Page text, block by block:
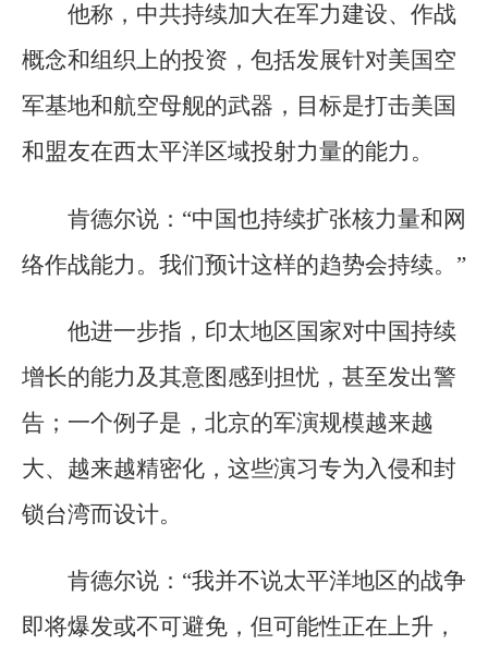
他称，中共持续加大在军力建设、作战
概念和组织上的投资，包括发展针对美国空
军基地和航空母舰的武器，目标是打击美国
和盟友在西太平洋区域投射力量的能力。
肯德尔说：“中国也持续扩张核力量和网
络作战能力。我们预计这样的趋势会持续。”
他进一步指，印太地区国家对中国持续
增长的能力及其意图感到担忧，甚至发出警
告；一个例子是，北京的军演规模越来越
大、越来越精密化，这些演习专为入侵和封
锁台湾而设计。
肯德尔说：“我并不说太平洋地区的战争
即将爆发或不可避免，但可能性正在上升，